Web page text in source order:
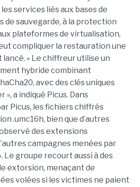
services liés aux bases de
de sauvegarde, à la protection
plateformes de virtualisation,
compliquer la restauration une
« Le chiffreur utilise un
hybride combinant
avec des clés uniques
», a indiqué Picus. Dans
Picus, les fichiers chiffrés
.umc16h, bien que d’autres
des extensions
campagnes menées par
Le groupe recourt aussi à des
extorsion, menaçant de
volées si les victimes ne paient